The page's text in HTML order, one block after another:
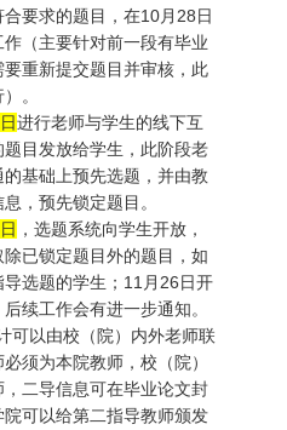
要求的题目，在10月28日
（主要针对前一段有毕业
重新提交题目并审核，此
。
进行老师与学生的线下互
目发放给学生，此阶段老
基础上预先选题，并由教
，预先锁定题目。
，选题系统向学生开放，
已锁定题目外的题目，如
选题的学生；11月26日开
续工作会有进一步通知。
可以由校（院）内外老师联
须为本院教师，校（院）
二导信息可在毕业论文封
可以给第二指导教师颁发